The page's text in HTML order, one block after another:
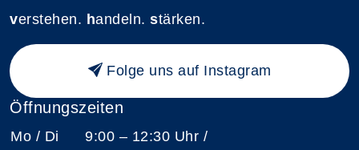
verstehen. handeln. stärken.
Folge uns auf Instagram
Öffnungszeiten
Mo / Di
9:00 – 12:30 Uhr /